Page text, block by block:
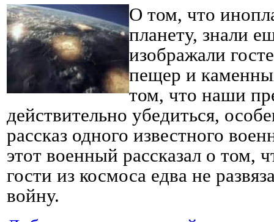
О том, что
планету, знали
изображали
пещер и
том, что наши
действительно убедиться,
рассказ одного известного
этот военный рассказал о том,
гости из космоса едва не
войну.